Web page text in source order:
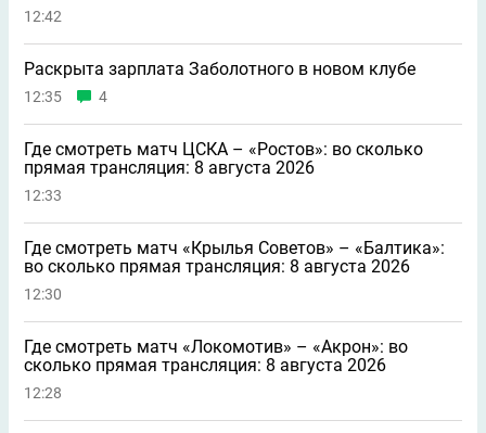
12:42
Раскрыта зарплата Заболотного в новом клубе
12:35 4
Где смотреть матч ЦСКА – «Ростов»: во сколько
прямая трансляция: 8 августа 2026
12:33
Где смотреть матч «Крылья Советов» – «Балтика»:
во сколько прямая трансляция: 8 августа 2026
12:30
Где смотреть матч «Локомотив» – «Акрон»: во
сколько прямая трансляция: 8 августа 2026
12:28